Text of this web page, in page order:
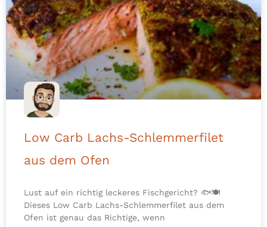
Low Carb Lachs-Schlemmerfilet
aus dem Ofen
Lust auf ein richtig leckeres Fischgericht? 🐟🍽️
Dieses Low Carb Lachs-Schlemmerfilet aus dem
Ofen ist genau das Richtige, wenn